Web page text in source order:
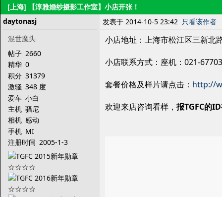
[上海] 【淳雅婚纱摄影工作室】小店开张！
daytonasj
混世魔头
帖子 2660
精华 0
积分 31379
激骚 348 度
爱车 小白
主机 骚尼
相机 感动
手机 MI
注册时间 2005-1-3
发表于 2014-10-5 23:42 只看该作者
小店地址：上海市松江区三新北
小店联系方式：座机：021-
套餐价格及样片请点击： http://
欢迎来店咨询看样， 报TGFC的